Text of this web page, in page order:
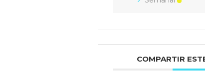
COMPARTIR